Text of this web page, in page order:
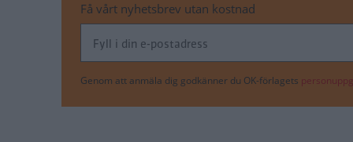
Få vårt nyhetsbrev utan kostnad
Genom att anmäla dig godkänner du OK-förlagets